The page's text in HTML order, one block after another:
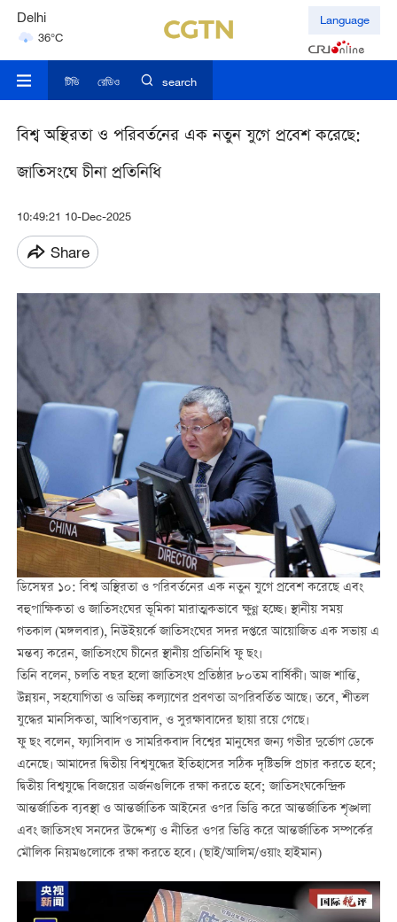
Delhi
36°C
Hyderabad
Language
টিভি রেডিও search
বিশ্ব অস্থিরতা ও পরিবর্তনের এক নতুন যুগে প্রবেশ করেছে:
জাতিসংঘে চীনা প্রতিনিধি
10:49:21 10-Dec-2025
Share
ডিসেম্বর ১০: বিশ্ব অস্থিরতা ও পরিবর্তনের এক নতুন যুগে প্রবেশ করেছে এবং
বহুপাক্ষিকতা ও জাতিসংঘের ভূমিকা মারাত্মকভাবে ক্ষুণ্ণ হচ্ছে। স্থানীয় সময়
গতকাল (মঙ্গলবার), নিউইয়র্কে জাতিসংঘের সদর দপ্তরে আয়োজিত এক সভায় এ
মন্তব্য করেন, জাতিসংঘে চীনের স্থানীয় প্রতিনিধি ফু ছং।
তিনি বলেন, চলতি বছর হলো জাতিসংঘ প্রতিষ্ঠার ৮০তম বার্ষিকী। আজ শান্তি,
উন্নয়ন, সহযোগিতা ও অভিন্ন কল্যাণের প্রবণতা অপরিবর্তিত আছে। তবে, শীতল
যুদ্ধের মানসিকতা, আধিপত্যবাদ, ও সুরক্ষাবাদের ছায়া রয়ে গেছে।
ফু ছং বলেন, ফ্যাসিবাদ ও সামরিকবাদ বিশ্বের মানুষের জন্য গভীর দুর্ভোগ ডেকে
এনেছে। আমাদের দ্বিতীয় বিশ্বযুদ্ধের ইতিহাসের সঠিক দৃষ্টিভঙ্গি প্রচার করতে হবে;
দ্বিতীয় বিশ্বযুদ্ধে বিজয়ের অর্জনগুলিকে রক্ষা করতে হবে; জাতিসংঘকেন্দ্রিক
আন্তর্জাতিক ব্যবস্থা ও আন্তর্জাতিক আইনের ওপর ভিত্তি করে আন্তর্জাতিক শৃঙ্খলা
এবং জাতিসংঘ সনদের উদ্দেশ্য ও নীতির ওপর ভিত্তি করে আন্তর্জাতিক সম্পর্কের
মৌলিক নিয়মগুলোকে রক্ষা করতে হবে। (ছাই/আলিম/ওয়াং হাইমান)